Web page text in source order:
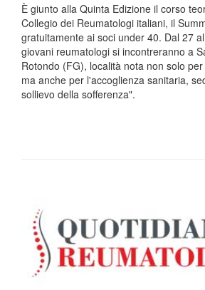
È giunto alla Quinta Edizione il corso
Collegio dei Reumatologi italiani, il
gratuitamente ai soci under 40. Dal 27
giovani reumatologi si incontreranno a
Rotondo (FG), località nota non solo
ma anche per l'accoglienza sanitaria,
sollievo della sofferenza".